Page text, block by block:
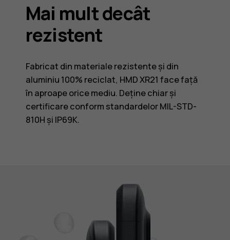
Mai mult decât
rezistent
Fabricat din materiale rezistente și din
aluminiu 100% reciclat, HMD XR21 face față
în aproape orice mediu. Deține chiar și
certificare conform standardelor MIL-STD-
810H și IP69K.